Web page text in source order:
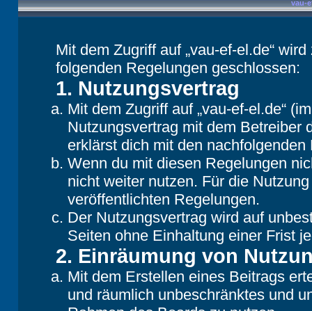
vau-
Mit dem Zugriff auf „vau-ef-el.de“
folgenden Regelungen geschlossen:
1. Nutzungsvertrag
Mit dem Zugriff auf „vau-ef-el.de“
Nutzungsvertrag mit dem Betreiber
erklärst dich mit den
Wenn du mit diesen Regelungen
nicht weiter nutzen. Für die
veröffentlichten Regelungen.
Der Nutzungsvertrag wird auf
Seiten ohne Einhaltung einer Frist
2. Einräumung von
Mit dem Erstellen eines Beitrags
und räumlich unbeschränktes und